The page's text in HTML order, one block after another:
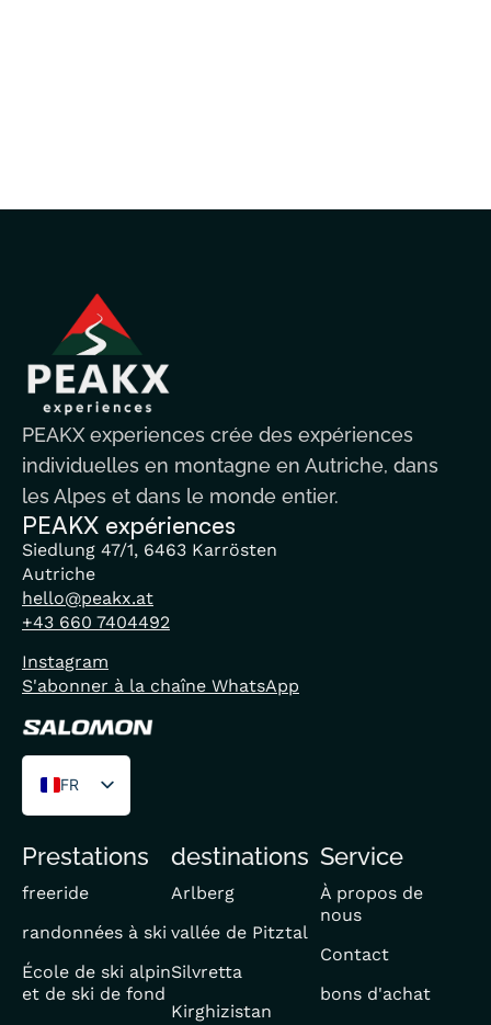
PEAKX experiences crée des expériences
individuelles en montagne en Autriche, dans
les Alpes et dans le monde entier.
PEAKX expériences
Siedlung 47/1, 6463 Karrösten
Autriche
hello@peakx.at
+43 660 7404492
Instagram
S'abonner à la chaîne WhatsApp
FR
DE
EN
Prestations
freeride
randonnées à ski
École de ski alpin
et de ski de fond
destinations
Arlberg
vallée de Pitztal
Silvretta
Kirghizistan
Service
À propos de
nous
Contact
bons d'achat